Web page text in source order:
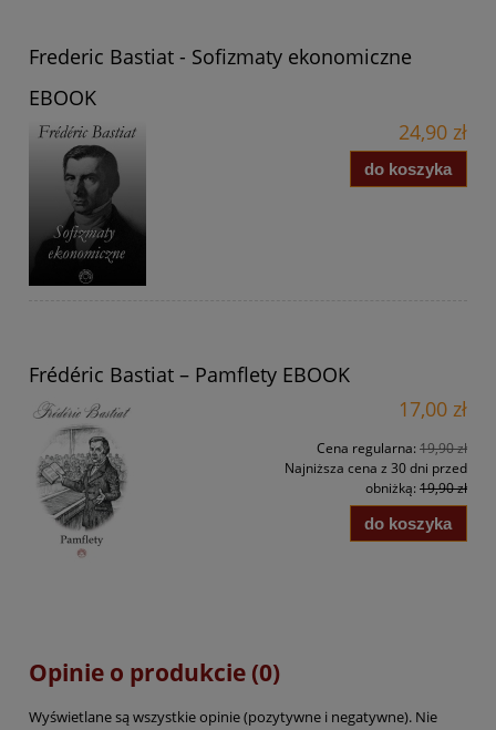
Frederic Bastiat - Sofizmaty ekonomiczne
EBOOK
24,90 zł
do koszyka
Frédéric Bastiat – Pamflety EBOOK
17,00 zł
Cena regularna: 19,90 zł
Najniższa cena z 30 dni przed
obniżką: 19,90 zł
do koszyka
Opinie o produkcie (0)
Wyświetlane są wszystkie opinie (pozytywne i negatywne). Nie